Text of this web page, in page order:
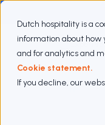
Dutch hospitality is a
information about
and for analytics and
Cookie statement.
If you decline, our